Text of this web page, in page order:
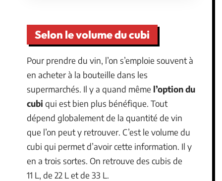
Selon le volume du cubi
Pour prendre du vin, l’on s’emploie souvent à
en acheter à la bouteille dans les
supermarchés. Il y a quand même l’option du
cubi qui est bien plus bénéfique. Tout
dépend globalement de la quantité de vin
que l’on peut y retrouver. C’est le volume du
cubi qui permet d’avoir cette information. Il y
en a trois sortes. On retrouve des cubis de
11 L, de 22 L et de 33 L.